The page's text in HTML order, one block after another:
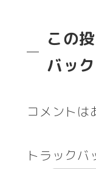
この
バック
コメントは
トラックバ